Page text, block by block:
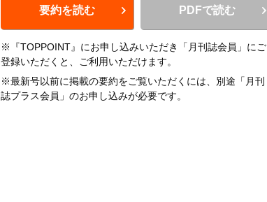
要約を読む PDFで読む
※『TOPPOINT』にお申し込みいただき「月刊誌会員」にご
登録いただくと、ご利用いただけます。
※最新号以前に掲載の要約をご覧いただくには、別途「月刊
誌プラス会員」のお申し込みが必要です。